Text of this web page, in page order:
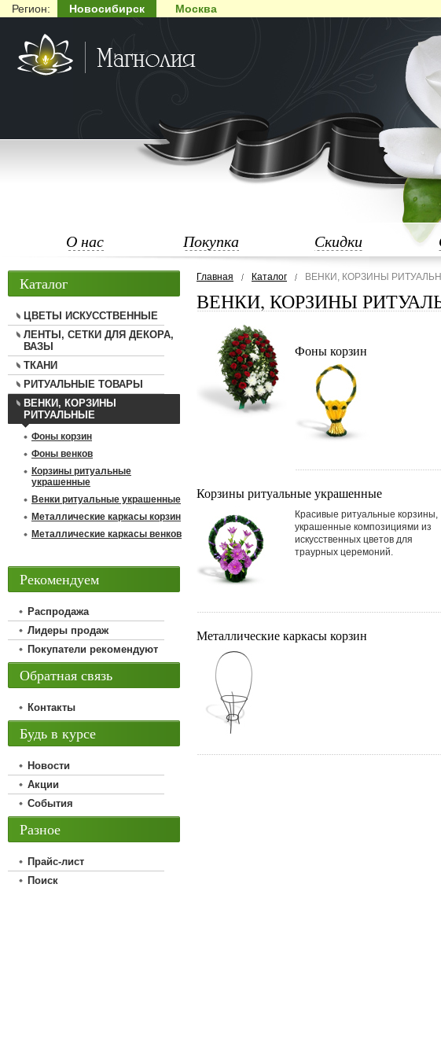
Регион: Новосибирск Москва
О нас Покупка Скидки
Главная Каталог ВЕНКИ, КОРЗИНЫ
ВЕНКИ, КОРЗИНЫ
Фоны корзин
Корзины ритуальные украшенные
Красивые ритуальные корзины,
украшенные композициями из
искусственных цветов для
траурных церемоний.
Металлические каркасы корзин
Каталог
ЦВЕТЫ ИСКУССТВЕННЫЕ
ЛЕНТЫ, СЕТКИ ДЛЯ ДЕКОРА,
ВАЗЫ
ТКАНИ
РИТУАЛЬНЫЕ ТОВАРЫ
ВЕНКИ, КОРЗИНЫ
РИТУАЛЬНЫЕ
Фоны корзин
Фоны венков
Корзины ритуальные
украшенные
Венки ритуальные украшенные
Металлические каркасы корзин
Металлические каркасы венков
Рекомендуем
Распродажа
Лидеры продаж
Покупатели рекомендуют
Обратная связь
Контакты
Будь в курсе
Новости
Акции
События
Разное
Прайс-лист
Поиск